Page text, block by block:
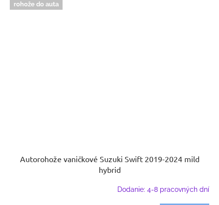
rohože do auta
Autorohože vaničkové Suzuki Swift 2019-2024 mild
hybrid
Dodanie: 4-8 pracovných dní